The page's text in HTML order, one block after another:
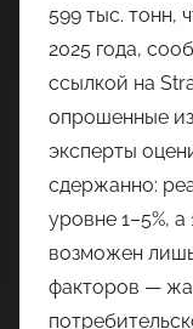
599 тыс. тонн,
2025 года,
ссылкой на
опрошенные
эксперты
сдержанно:
уровне 1–5%,
возможен
факторов —